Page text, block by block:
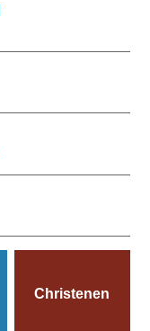
Christenen